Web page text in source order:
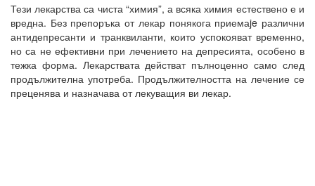
Тези лекарства са чиста “химия”, а всяка химия естествено е и
вредна. Без препоръка от лекар понякога приемаje различни
антидепресанти и транквиланти, които успокояват временно,
но са не ефективни при лечението на депресията, особено в
тежка форма. Лекарствата действат пълноценно само след
продължителна употреба. Продължителността на лечение се
преценява и назначава от лекуващия ви лекар.